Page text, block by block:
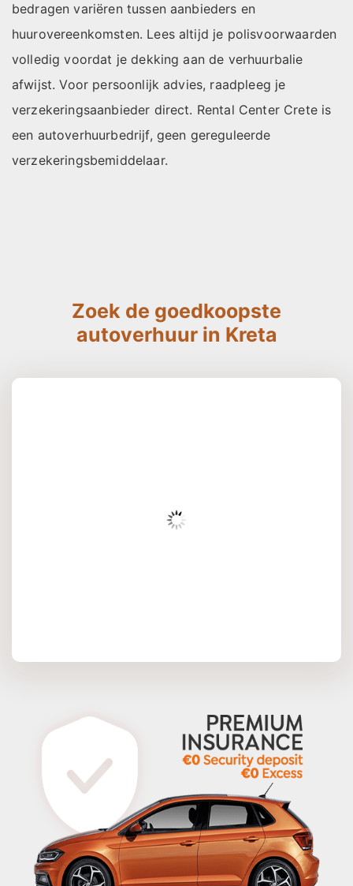
bedragen variëren tussen aanbieders en
huurovereenkomsten. Lees altijd je polisvoorwaarden
volledig voordat je dekking aan de verhuurbalie
afwijst. Voor persoonlijk advies, raadpleeg je
verzekeringsaanbieder direct. Rental Center Crete is
een autoverhuurbedrijf, geen gereguleerde
verzekeringsbemiddelaar.
Zoek de goedkoopste
autoverhuur in Kreta